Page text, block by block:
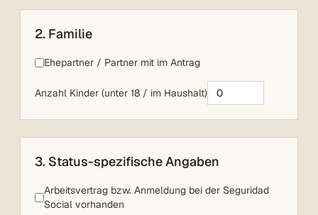
2. Familie
Ehepartner / Partner mit im Antrag
Anzahl Kinder (unter 18 / im Haushalt)
3. Status-spezifische Angaben
Arbeitsvertrag bzw. Anmeldung bei der Seguridad
Social vorhanden